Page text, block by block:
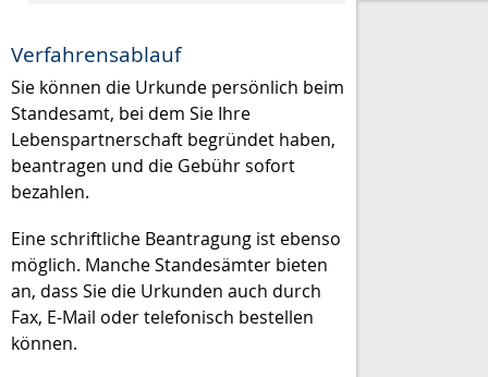
Verfahrensablauf
Sie können die Urkunde persönlich beim
Standesamt, bei dem Sie Ihre
Lebenspartnerschaft begründet haben,
beantragen und die Gebühr sofort
bezahlen.
Eine schriftliche Beantragung ist ebenso
möglich. Manche Standesämter bieten
an, dass Sie die Urkunden auch durch
Fax, E-Mail oder telefonisch bestellen
können.